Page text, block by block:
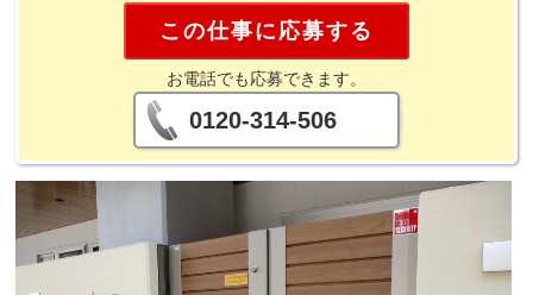
この仕事に応募する
お電話でも応募できます。
0120-314-506